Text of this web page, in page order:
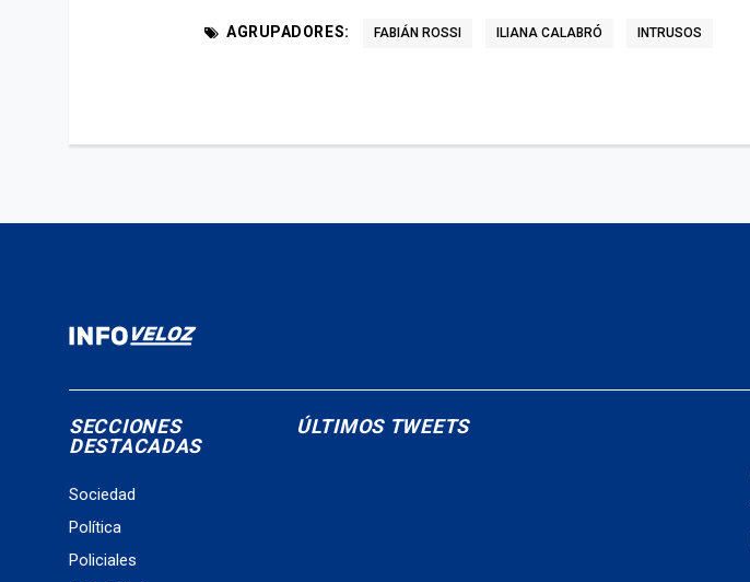
AGRUPADORES: FABIÁN ROSSI ILIANA CALABRÓ INTRUSOS
SECCIONES
DESTACADAS
Sociedad
Política
Policiales
ÚLTIMOS TWEETS